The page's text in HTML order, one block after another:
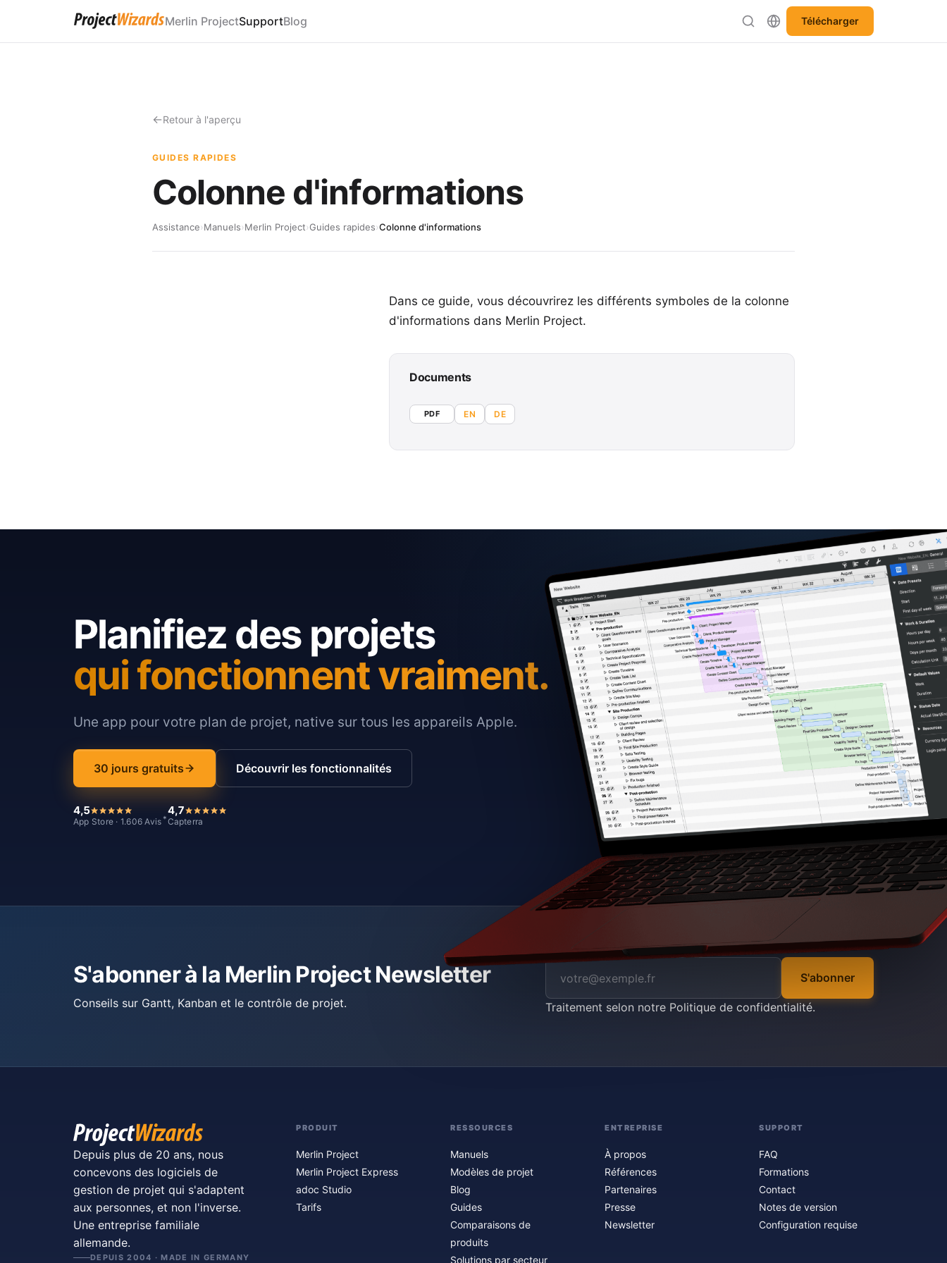
Merlin ProjectSupportBlog Télécharger
Retour à l'aperçu
GUIDES RAPIDES
Colonne d'informations
Assistance›Manuels›Merlin Project›Guides rapides›Colonne d'informations
Dans ce guide, vous découvrirez les différents symboles de la colonne
d'informations dans Merlin Project.
Documents
PDF EN DE
Planifiez des projets
qui fonctionnent vraiment.
Une app pour votre plan de projet, native sur tous les appareils Apple.
30 jours gratuits Découvrir les fonctionnalités
4,5
App Store · 1.606 Avis *
4,7
Capterra
S'abonner à la Merlin Project Newsletter
Conseils sur Gantt, Kanban et le contrôle de projet.
S'abonner
Traitement selon notre Politique de confidentialité.
Depuis plus de 20 ans, nous
concevons des logiciels de
gestion de projet qui s'adaptent
aux personnes, et non l'inverse.
Une entreprise familiale
allemande.
DEPUIS 2004 · MADE IN GERMANY
PRODUIT
Merlin Project
Merlin Project Express
adoc Studio
Tarifs
RESSOURCES
Manuels
Modèles de projet
Blog
Guides
Comparaisons de
produits
Solutions par secteur
ENTREPRISE
À propos
Références
Partenaires
Presse
Newsletter
SUPPORT
FAQ
Formations
Contact
Notes de version
Configuration requise